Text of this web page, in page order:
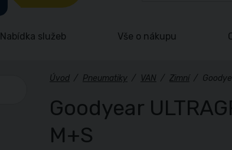
Nabídka služeb Vše o nákupu
Úvod / Pneumatiky / VAN / Zimní /
Goodyear
M+S